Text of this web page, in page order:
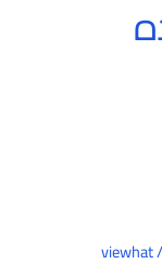
/
viewhat